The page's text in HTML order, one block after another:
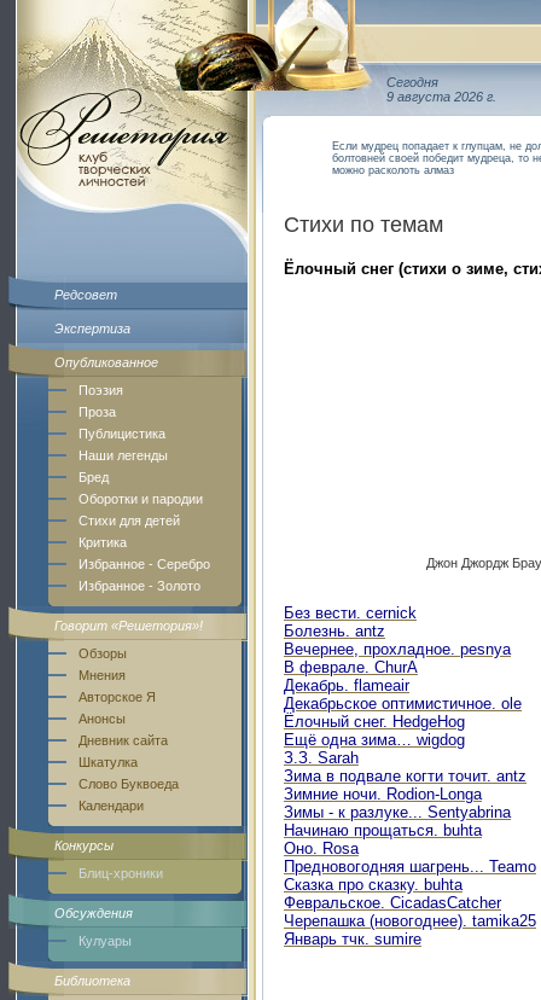
Редсовет
Экспертиза
Опубликованное
Поэзия
Проза
Публицистика
Наши легенды
Бред
Оборотки и пародии
Стихи для детей
Критика
Избранное - Серебро
Избранное - Золото
Говорит «Решетория»!
Обзоры
Мнения
Авторское Я
Анонсы
Дневник сайта
Шкатулка
Слово Буквоеда
Календари
Конкурсы
Блиц-хроники
Обсуждения
Кулуары
Библиотека
Сегодня
9 августа 2026 г.
Если мудрец попадает к глупцам, не
болтовней своей победит мудреца, то
можно расколоть алмаз
Стихи по темам
Ёлочный снег (стихи о зиме,
Джон Джордж
Без вести. cernick
Болезнь. antz
Вечернее, прохладное. pesnya
В феврале. ChurA
Декабрь. flameair
Декабрьское оптимистичное. ole
Ёлочный снег. HedgeHog
Ещё одна зима… wigdog
З.З. Sarah
Зима в подвале когти точит. antz
Зимние ночи. Rodion-Longa
Зимы - к разлуке... Sentyabrina
Начинаю прощаться. buhta
Оно. Rosa
Предновогодняя шагрень... Teamo
Сказка про сказку. buhta
Февральское. CicadasCatcher
Черепашка (новогоднее). tamika25
Январь тчк. sumire